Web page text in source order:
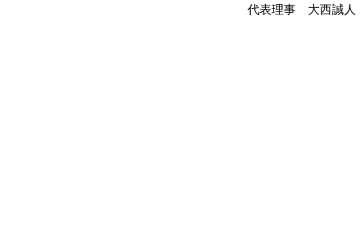
代表理事 大西誠人